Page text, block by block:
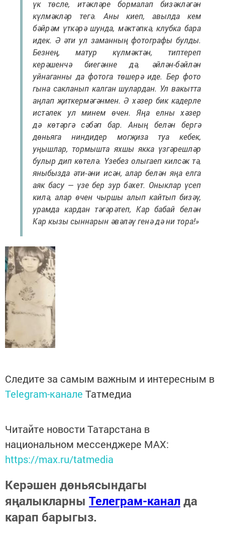
үк төсле, итәкләре бормалап бизәкләгән
күлмәкләр тегә. Аны киеп, авылда кем
бәйрәм үткәрә шунда, мәктәпкә, клубка бара
идек. Ә әти ул заманның фотографы булды.
Безнең, матур күлмәктән, типтереп
керәшенчә биегәнне дә, әйлән-бәйлән
уйнаганны да фотога төшерә иде. Бер фото
гына сакланып калган шулардан. Ул вакытта
аңлап җиткермәгәнмен. Ә хәзер бик кадерле
истәлек ул минем өчен. Яңа елны хәзер
дә көтәргә сәбәп бар. Аның белән бергә
дөньяга ниндидер могҗиза туа кебек,
уңышлар, тормышта яхшы якка үзгәрешләр
булыр дип көтелә. Үзебез олыгаеп килсәк тә,
яныбызда әти-әни исән, алар белән яңа елга
аяк басу — үзе бер зур бәхет. Оныклар үсеп
килә, алар өчен чыршы алып кайтып бизәү,
урамда кардан тәгәрәтеп, Кар бабай белән
Кар кызы сыннарын әвәләү генә дә ни тора!»
Следите за самым важным и интересным в
Telegram-канале Татмедиа
Читайте новости Татарстана в
национальном мессенджере MАХ:
https://max.ru/tatmedia
Керәшен дөньясындагы
яңалыкларны Телеграм-каналда
карап барыгыз.